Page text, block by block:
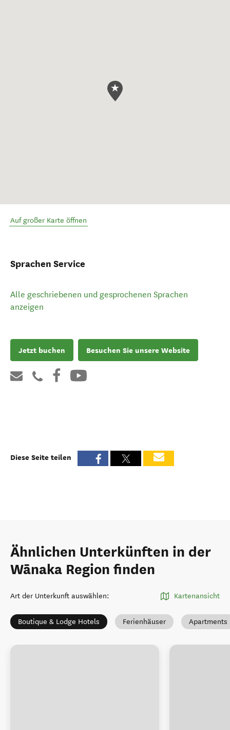
Auf großer Karte öffnen
Sprachen Service
Alle geschriebenen und gesprochenen Sprachen
anzeigen
Jetzt buchen Besuchen Sie unsere Website
Diese Seite teilen
Ähnlichen Unterkünften in der
Wānaka Region finden
Art der Unterkunft auswählen: Kartenansicht
Boutique & Lodge Hotels Ferienhäuser Apartments